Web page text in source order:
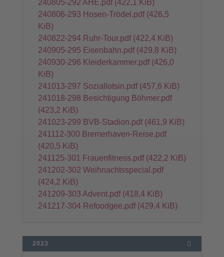
240805-292 AHE.pdf (422,1 KiB)
240806-293 Hosen-Trödel.pdf (426,5
KiB)
240822-294 Ruhr-Tour.pdf (422,4 KiB)
240905-295 Eisenbahn.pdf (429,8 KiB)
240930-296 Kleiderkammer.pdf (426,0
KiB)
241013-297 Soziallotsin.pdf (457,6 KiB)
241018-298 Besichtigung Böhmer.pdf
(423,2 KiB)
241023-299 BVB-Stadion.pdf (461,9 KiB)
241112-300 Bremerhaven-Reise.pdf
(420,5 KiB)
241125-301 Frauenfitness.pdf (422,2 KiB)
241202-302 Weihnachtsspecial.pdf
(424,2 KiB)
241209-303 Advent.pdf (418,4 KiB)
241217-304 Refoodgee.pdf (429,4 KiB)
2023